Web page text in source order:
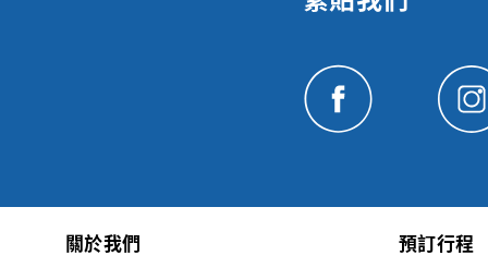
關於我們
預訂行程